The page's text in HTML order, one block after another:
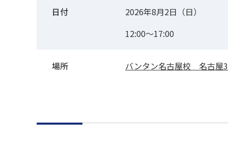
日付
2026年8月2日（日）
12:00～17:00
場所 バンタン名古屋校 名古屋